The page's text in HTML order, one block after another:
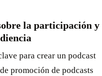
la participación y
para crear un podcast
promoción de podcasts